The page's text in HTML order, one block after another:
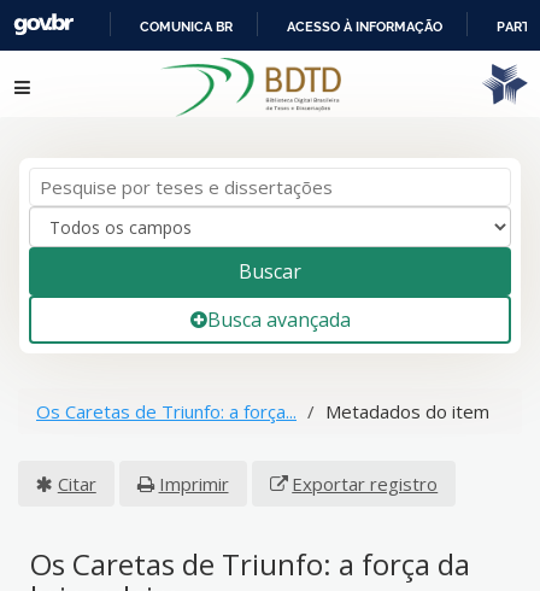
IR
PARA
COMUNICA BR ACESSO À INFORMAÇÃO
Pular para o conteúdo
Buscar
Busca avançada
Os Caretas de Triunfo: a força... Metadados do item
Citar Imprimir Exportar registro
Os Caretas de Triunfo: a força da